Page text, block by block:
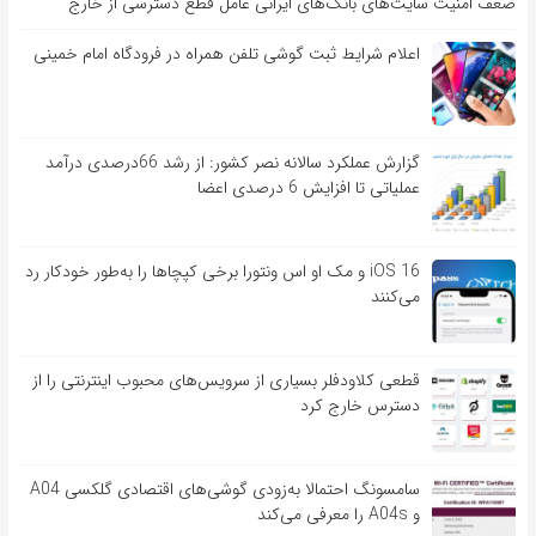
اعلام شرایط ثبت گوشی تلفن همراه در فرودگاه امام خمینی
گزارش عملکرد سالانه نصر کشور: از رشد 66درصدی درآمد
عملیاتی تا افزایش 6 درصدی اعضا
iOS 16 و مک او اس ونتورا برخی کپچاها را به‌طور خودکار رد
می‌کنند
قطعی کلاودفلر بسیاری از سرویس‌های محبوب اینترنتی را از
دسترس خارج کرد
سامسونگ احتمالا به‌زودی گوشی‌های اقتصادی گلکسی A04
و A04s را معرفی می‌کند